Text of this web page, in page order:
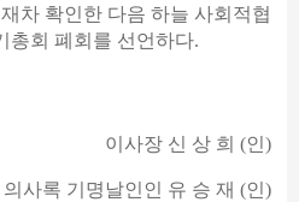
차 확인한 다음 하늘 사회적협
총회 폐회를 선언하다.
이사장 신 상 희 (인 )
의사록 기명날인인 유 승 재 (인 )